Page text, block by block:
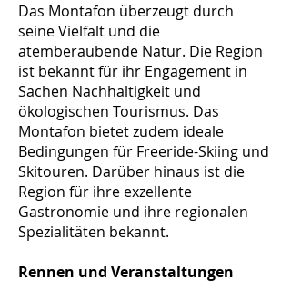
Das Montafon überzeugt durch
seine Vielfalt und die
atemberaubende Natur. Die Region
ist bekannt für ihr Engagement in
Sachen Nachhaltigkeit und
ökologischen Tourismus. Das
Montafon bietet zudem ideale
Bedingungen für Freeride-Skiing und
Skitouren. Darüber hinaus ist die
Region für ihre exzellente
Gastronomie und ihre regionalen
Spezialitäten bekannt.
Rennen und Veranstaltungen